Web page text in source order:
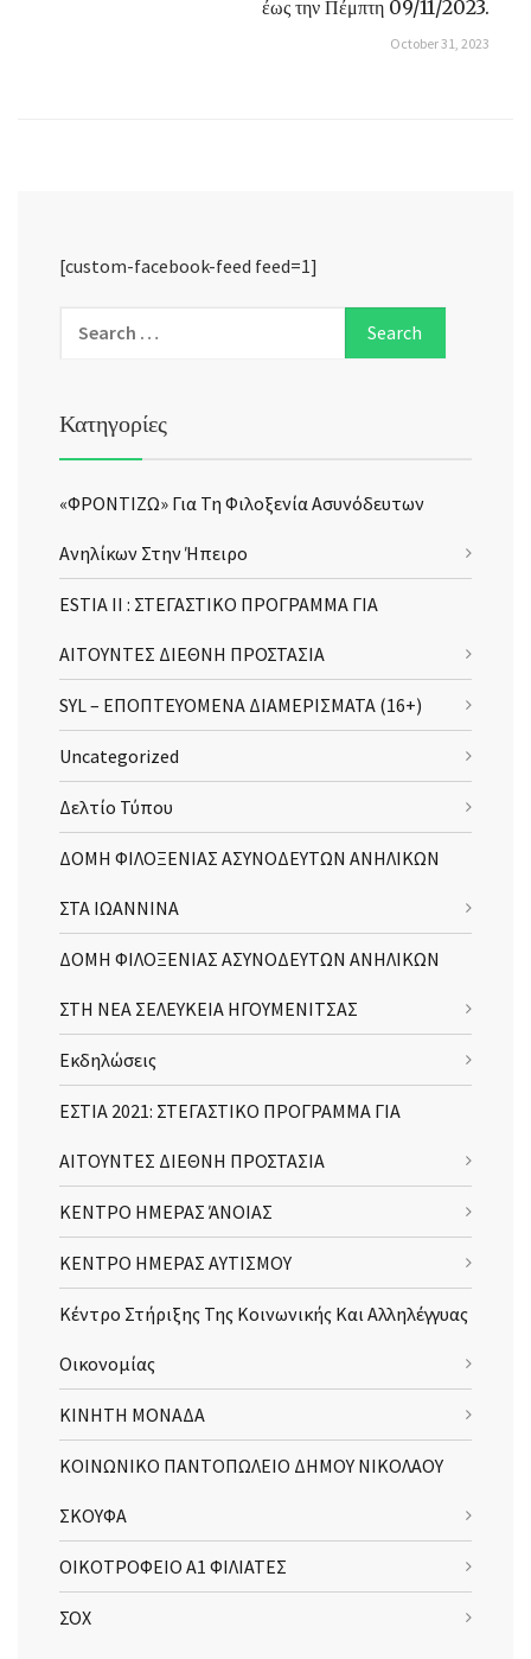
έως την Πέμπτη 09/11/2023.
October 31, 2023
[custom-facebook-feed feed=1]
Κατηγορίες
«ΦΡΟΝΤΙΖΩ» Για Τη Φιλοξενία Ασυνόδευτων
Ανηλίκων Στην Ήπειρο
ESTIA II : ΣΤΕΓΑΣΤΙΚΟ ΠΡΟΓΡΑΜΜΑ ΓΙΑ
ΑΙΤΟΥΝΤΕΣ ΔΙΕΘΝΗ ΠΡΟΣΤΑΣΙΑ
SYL – ΕΠΟΠΤΕΥΟΜΕΝΑ ΔΙΑΜΕΡΙΣΜΑΤΑ (16+)
Uncategorized
Δελτίο Τύπου
ΔΟΜΗ ΦΙΛΟΞΕΝΙΑΣ ΑΣΥΝΟΔΕΥΤΩΝ ΑΝΗΛΙΚΩΝ
ΣΤΑ ΙΩΑΝΝΙΝΑ
ΔΟΜΗ ΦΙΛΟΞΕΝΙΑΣ ΑΣΥΝΟΔΕΥΤΩΝ ΑΝΗΛΙΚΩΝ
ΣΤΗ ΝΕΑ ΣΕΛΕΥΚΕΙΑ ΗΓΟΥΜΕΝΙΤΣΑΣ
Εκδηλώσεις
ΕΣΤΙΑ 2021: ΣΤΕΓΑΣΤΙΚΟ ΠΡΟΓΡΑΜΜΑ ΓΙΑ
ΑΙΤΟΥΝΤΕΣ ΔΙΕΘΝΗ ΠΡΟΣΤΑΣΙΑ
ΚΕΝΤΡΟ ΗΜΕΡΑΣ ΆΝΟΙΑΣ
ΚΕΝΤΡΟ ΗΜΕΡΑΣ ΑΥΤΙΣΜΟΥ
Κέντρο Στήριξης Της Κοινωνικής Και Αλληλέγγυας
Οικονομίας
ΚΙΝΗΤΗ ΜΟΝΑΔΑ
ΚΟΙΝΩΝΙΚΟ ΠΑΝΤΟΠΩΛΕΙΟ ΔΗΜΟΥ ΝΙΚΟΛΑΟΥ
ΣΚΟΥΦΑ
ΟΙΚΟΤΡΟΦΕΙΟ Α1 ΦΙΛΙΑΤΕΣ
ΣΟΧ